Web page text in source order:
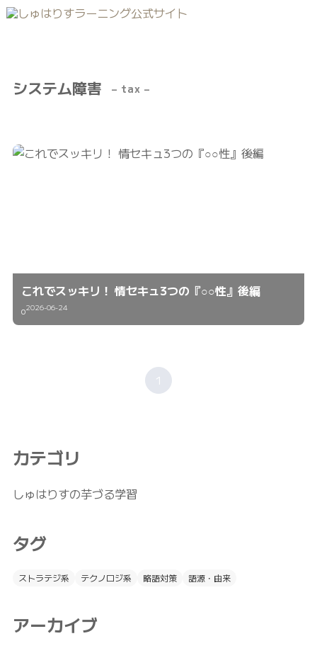
システム障害 – tax –
これでスッキリ！ 情セキュ3つの『○○性』後編
02026-06-24
1
カテゴリ
しゅはりすの芋づる学習
タグ
ストラテジ系 テクノロジ系 略語対策 語源・由来
アーカイブ